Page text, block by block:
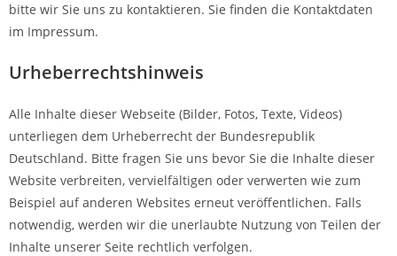
bitte wir Sie uns zu kontaktieren. Sie finden die Kontaktdaten
im Impressum.
Urheberrechtshinweis
Alle Inhalte dieser Webseite (Bilder, Fotos, Texte, Videos)
unterliegen dem Urheberrecht der Bundesrepublik
Deutschland. Bitte fragen Sie uns bevor Sie die Inhalte dieser
Website verbreiten, vervielfältigen oder verwerten wie zum
Beispiel auf anderen Websites erneut veröffentlichen. Falls
notwendig, werden wir die unerlaubte Nutzung von Teilen der
Inhalte unserer Seite rechtlich verfolgen.